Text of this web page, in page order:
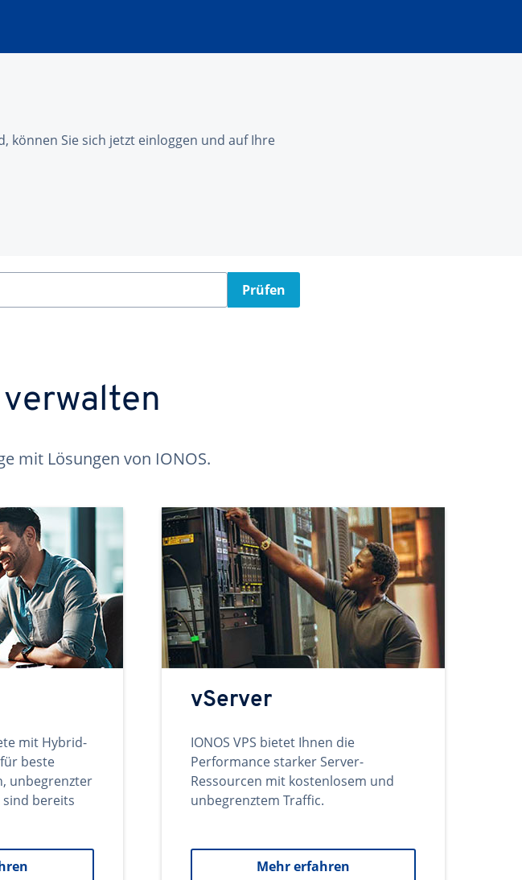
können Sie sich jetzt einloggen und auf Ihre
Prüfen
mit Lösungen von IONOS.
mit Hybrid-
beste
unbegrenzter
sind bereits
vServer
IONOS VPS bietet Ihnen die
Performance starker Server-
Ressourcen mit kostenlosem und
unbegrenztem Traffic.
Mehr erfahren